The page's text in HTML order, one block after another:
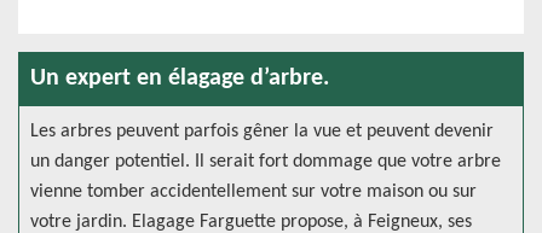
Un expert en élagage d’arbre.
Les arbres peuvent parfois gêner la vue et peuvent devenir
un danger potentiel. Il serait fort dommage que votre arbre
vienne tomber accidentellement sur votre maison ou sur
votre jardin. Elagage Farguette propose, à Feigneux, ses